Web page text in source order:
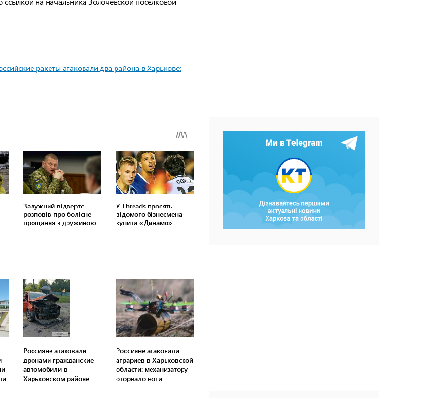
ракеты атаковали два района в Харькове:
Россияне атаковали
дронами гражданские
автомобили в
Харьковском районе
Россияне атаковали
аграриев в Харьковской
области: механизатору
оторвало ноги